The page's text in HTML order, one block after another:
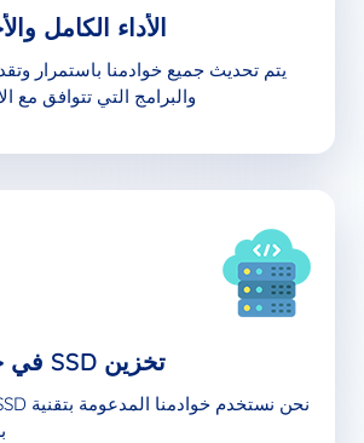
الأداء الكامل
يتم تحديث جميع خوادمنا باستمرار
والبرامج التي تتوافق مع
تخزين SSD في جميع الباقات